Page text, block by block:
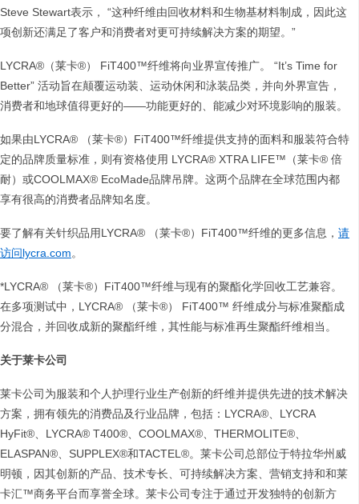
Steve Stewart表示， “这种纤维由回收材料和生物基材料制成，因此这
项创新还满足了客户和消费者对更可持续解决方案的期望。”
LYCRA®（莱卡®） FiT400™纤维将向业界宣传推广。 “It’s Time for
Better” 活动旨在颠覆运动装、运动休闲和泳装品类，并向外界宣告，
消费者和地球值得更好的——功能更好的、能减少对环境影响的服装。
如果由LYCRA® （莱卡®）FiT400™纤维提供支持的面料和服装符合特
定的品牌质量标准，则有资格使用 LYCRA® XTRA LIFE™（莱卡® 倍
耐）或COOLMAX® EcoMade品牌吊牌。这两个品牌在全球范围内都
享有很高的消费者品牌知名度。
要了解有关针织品用LYCRA® （莱卡®）FiT400™纤维的更多信息， 请
访问lycra.com。
*LYCRA® （莱卡®）FiT400™纤维与现有的聚酯化学回收工艺兼容。
在多项测试中，LYCRA® （莱卡®） FiT400™ 纤维成分与标准聚酯成
分混合，并回收成新的聚酯纤维，其性能与标准再生聚酯纤维相当。
关于莱卡公司
莱卡公司为服装和个人护理行业生产创新的纤维并提供先进的技术解决
方案，拥有领先的消费品及行业品牌，包括：LYCRA®、LYCRA
HyFit®、LYCRA® T400®、COOLMAX®、THERMOLITE®、
ELASPAN®、SUPPLEX®和TACTEL®。莱卡公司总部位于特拉华州威
明顿，因其创新的产品、技术专长、可持续解决方案、营销支持和和莱
卡汇™商务平台而享誉全球。莱卡公司专注于通过开发独特的创新方